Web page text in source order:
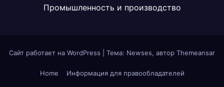
Промышленность и производство
Сайт работает на WordPress Тема: Newses, автор Themeansar
Home Информация для правообладателей